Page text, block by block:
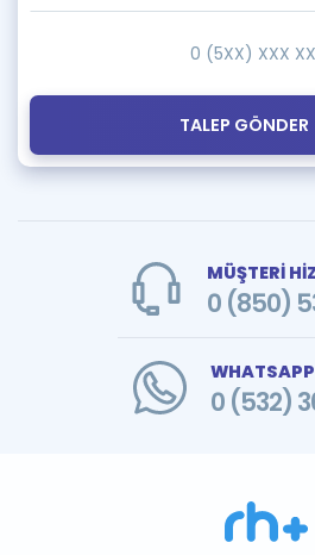
TALEP GÖNDER
MÜŞTERİ
0 (850)
0 (532)